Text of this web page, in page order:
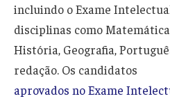
incluindo o Exame
disciplinas como
História, Geografia,
redação. Os candidatos
aprovados no Exame